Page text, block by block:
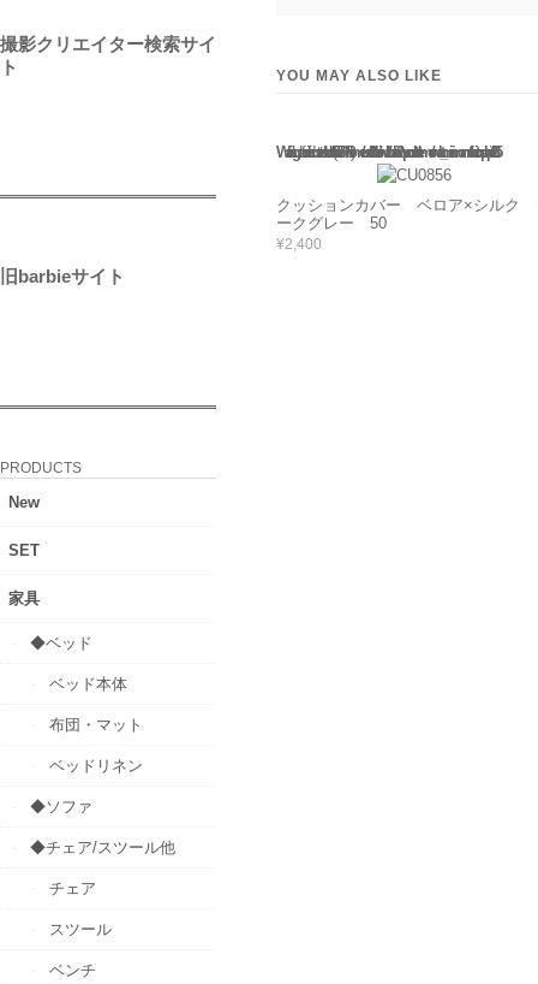
YOU MAY ALSO LIKE
Warning: Use of undefined constant rand - assumed 'rand' (this will throw an Error in a future version of PHP) in/home/users/2/barbie/web/barbie2/wp-content/themes/welcart_minimum/functions.php135
クッションカバー ベロア×シルク
ークグレー 50
¥2,400
撮影クリエイター検索サイ
ト
旧barbieサイト
PRODUCTS
New
SET
家具
◆ベッド
ベッド本体
布団・マット
ベッドリネン
◆ソファ
◆チェア/スツール他
チェア
スツール
ベンチ